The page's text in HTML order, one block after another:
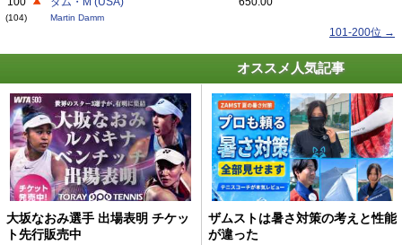
(104) Martin Damm
101-200位 →
オススメ人気記事
大坂なおみ選手 出場表明 チケッ
ト先行販売中
ザムストは暑さ対策の考えと性能
が違った